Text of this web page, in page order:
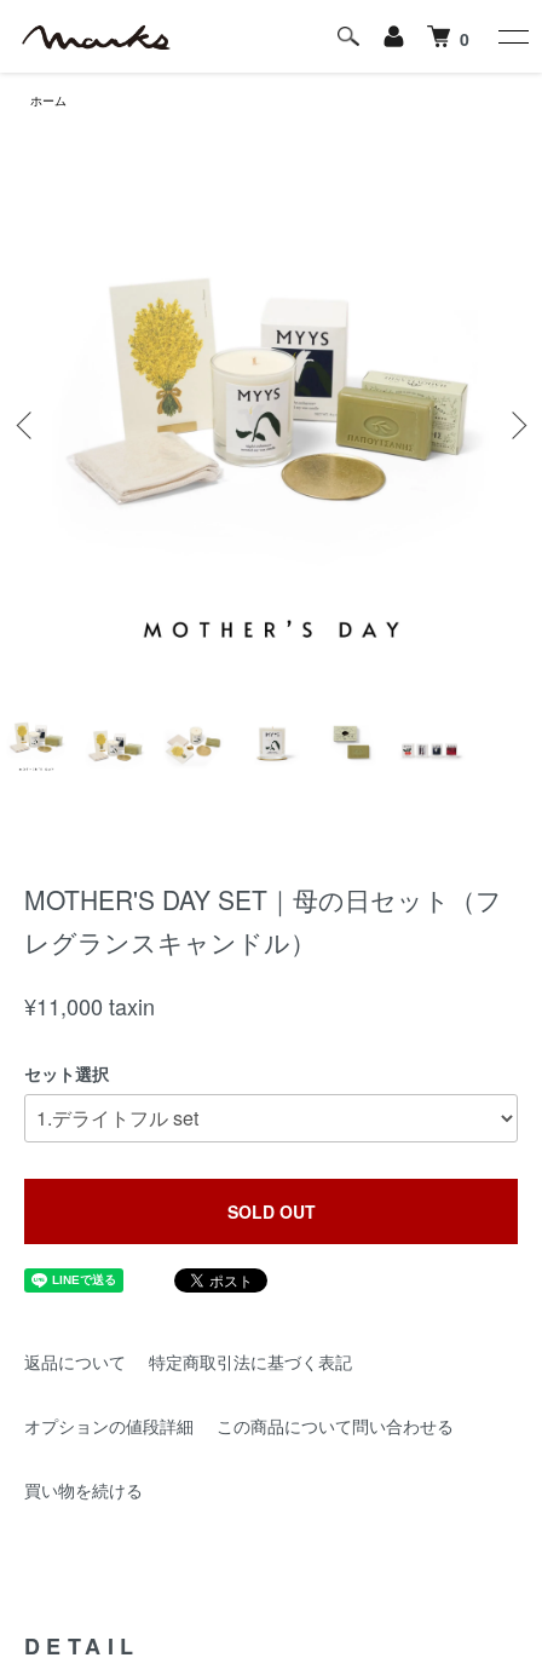
0
ホーム
MOTHER'S DAY SET｜母の日セット（フ
レグランスキャンドル）
¥11,000 taxin
セット選択
SOLD OUT
返品について 特定商取引法に基づく表記
オプションの値段詳細 この商品について問い合わせる
買い物を続ける
DETAIL